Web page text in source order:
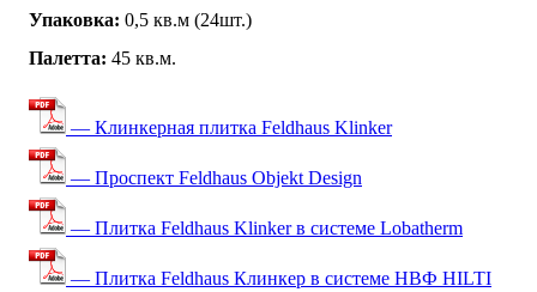
Упаковка: 0,5 кв.м (24шт.)
Палетта: 45 кв.м.
— Клинкерная плитка Feldhaus Klinker
— Проспект Feldhaus Objekt Design
— Плитка Feldhaus Klinker в системе Lobatherm
— Плитка Feldhaus Клинкер в системе НВФ HILTI